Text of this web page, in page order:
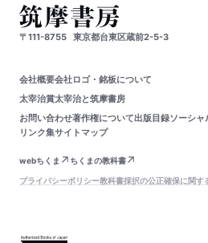
〒111-8755 東京都台東区蔵前2-5-3
会社概要会社ロゴ・銘板について
太宰治賞太宰治と筑摩書房
お問い合わせ著作権について出版目録ソーシ
リンク集サイトマップ
webちくま
ちくまの教科書
プライバシーポリシー教科書採択の公正確保に関す